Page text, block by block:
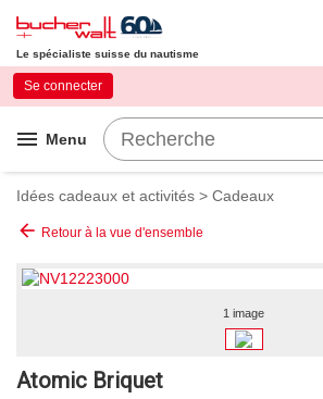
Le spécialiste suisse du nautisme
menu Menu
Se connecter
Idées cadeaux et activités > Cadeaux
arrow_back Retour à la vue d'ensemble
1 image
Atomic Briquet